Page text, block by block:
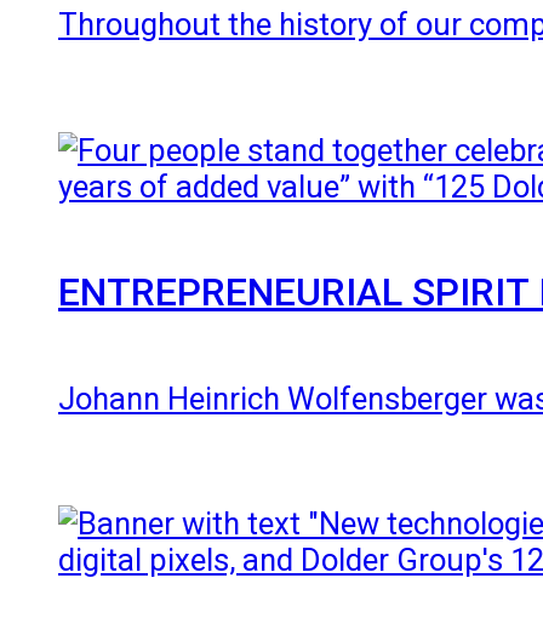
Throughout the history of our
ENTREPRENEURIAL
Johann Heinrich Wolfensberger